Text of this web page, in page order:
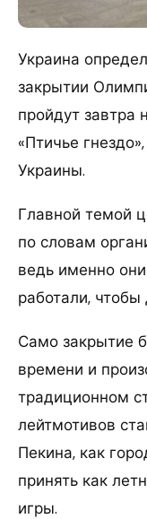
Украина
закрытии
пройдут завтра
«Птичье
Украины.
Главной темой
по словам
ведь именно
работали, чтобы
Само закрытие
времени и
традиционном
лейтмотивов
Пекина, как
принять как
игры.